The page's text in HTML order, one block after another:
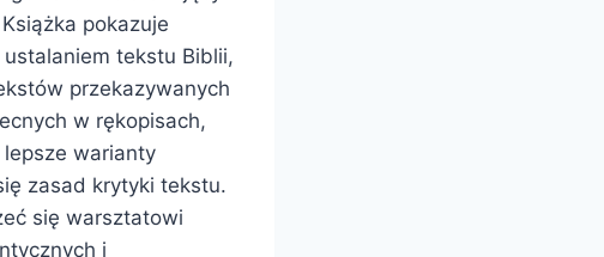
pokazuje
tekstu Biblii,
przekazywanych
w rękopisach,
warianty
zasad krytyki tekstu.
się warsztatowi
i